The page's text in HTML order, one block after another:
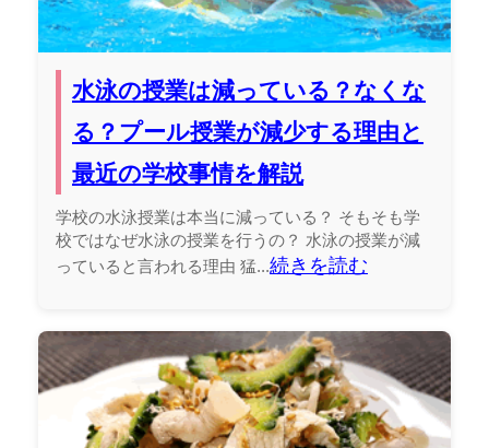
水泳の授業は減っている？なくな
る？プール授業が減少する理由と
最近の学校事情を解説
学校の水泳授業は本当に減っている？ そもそも学
校ではなぜ水泳の授業を行うの？ 水泳の授業が減
っていると言われる理由 猛...続きを読む